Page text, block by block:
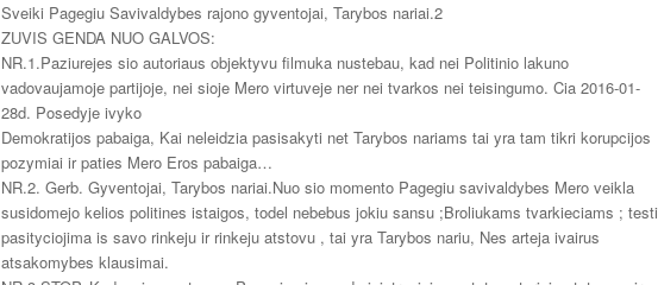
Sveiki Pagegiu Savivaldybes rajono gyventojai, Tarybos nariai.2
ZUVIS GENDA NUO GALVOS:
NR.1.Paziurejes sio autoriaus objektyvu filmuka nustebau, kad nei Politinio lakuno
vadovaujamoje partijoje, nei sioje Mero virtuveje ner nei tvarkos nei teisingumo. Cia 2016-01-
28d. Posedyje ivyko
Demokratijos pabaiga, Kai neleidzia pasisakyti net Tarybos nariams tai yra tam tikri korupcijos
pozymiai ir paties Mero Eros pabaiga…
NR.2. Gerb. Gyventojai, Tarybos nariai.Nuo sio momento Pagegiu savivaldybes Mero veikla
susidomejo kelios politines istaigos, todel nebebus jokiu sansu ;Broliukams tvarkieciams ; testi
pasityciojima is savo rinkeju ir rinkeju atstovu , tai yra Tarybos nariu, Nes arteja ivairus
atsakomybes klausimai.